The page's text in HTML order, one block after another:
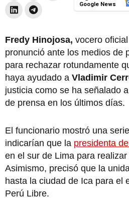
Google News
Fredy Hinojosa, vocero
pronunció ante los medios de
para rechazar rotundamente
haya ayudado a Vladimir
justicia como se ha señalado
de prensa en los últimos días.
El funcionario mostró una
indicarían que la presidenta
en el sur de Lima para
Asimismo, precisó que la
hasta la ciudad de Ica para el
Perú Libre.